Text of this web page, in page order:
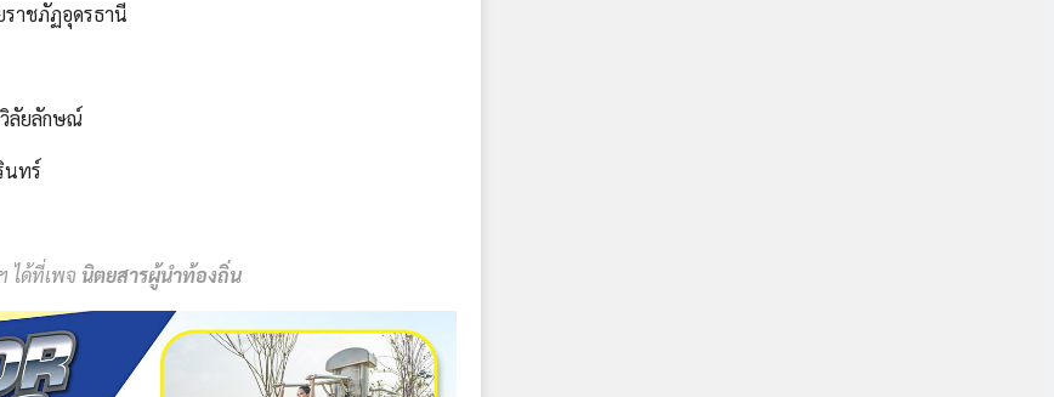
าชภัฏอุดรธานี
ลัยลักษณ์
นทร์
ได้ที่เพจ นิตยสารผู้นำท้องถิ่น